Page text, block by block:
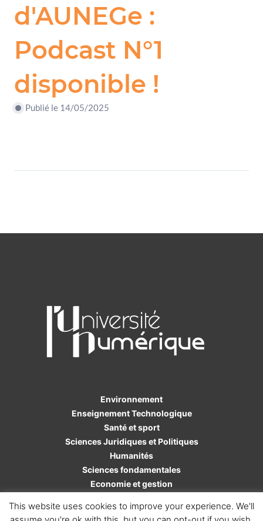
d'AUNEGe :
Podcast N°1
disponible !
Publié le 14/05/2025
Environnement
Enseignement Technologique
Santé et sport
Sciences Juridiques et Politiques
Humanités
Sciences fondamentales
Economie et gestion
This website uses cookies to improve your experience. We'll